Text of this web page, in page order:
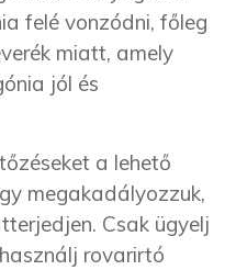
felé vonzódni, főleg
miatt, amely
jól és
a lehető
megakadályozzuk,
Csak ügyelj
rovarirtó